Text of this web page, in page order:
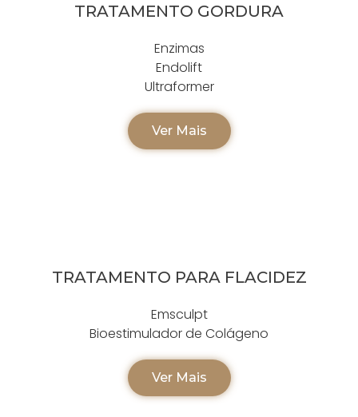
TRATAMENTO GORDURA
Enzimas
Endolift
Ultraformer
Ver Mais
TRATAMENTO PARA FLACIDEZ
Emsculpt
Bioestimulador de Colágeno
Ver Mais